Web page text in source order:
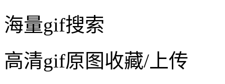
海量gif搜索
高清gif原图收藏/上传